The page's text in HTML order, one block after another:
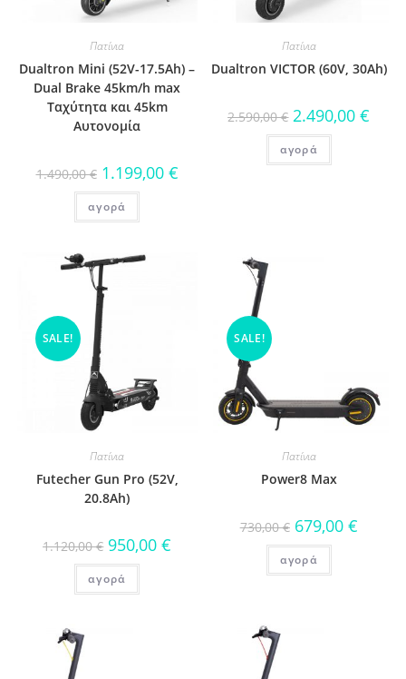
Πατίνια
Dualtron Mini (52V-17.5Ah) –
Dual Brake 45km/h max
Ταχύτητα και 45km
Αυτονομία
1.490,00€ 1.199,00 €
αγορά
Πατίνια
Dualtron VICTOR (60V, 30Ah)
2.590,00€ 2.490,00€
αγορά
SALE!
Πατίνια
Futecher Gun Pro (52V,
20.8Ah)
1.120,00€ 950,00€
αγορά
SALE!
Πατίνια
Power8 Max
730,00€ 679,00 €
αγορά